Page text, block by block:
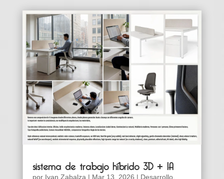
sistema de trabajo híbrido 3D + IA
por Ivan Zabalza | Mar 13, 2026 | Desarrollo,